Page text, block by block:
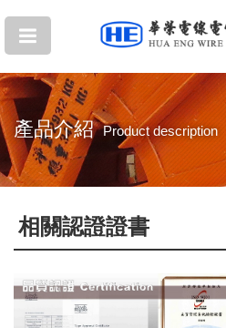
產品介紹 Product description
相關認證證書